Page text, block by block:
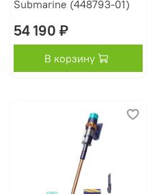
Submarine (448793-01)
54 190 ₽
В корзину